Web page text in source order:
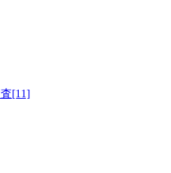
[11]